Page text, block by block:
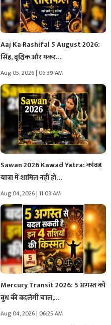
Aaj Ka Rashifal 5 August 2026:
सिंह, वृश्चिक और मकर…
Aug 05, 2026 | 06:39 AM
Sawan 2026 Kawad Yatra: कांवड़
यात्रा में शामिल नहीं हो…
Aug 04, 2026 | 11:03 AM
Mercury Transit 2026: 5 अगस्त को
बुध की बदलेगी चाल,…
Aug 04, 2026 | 06:25 AM